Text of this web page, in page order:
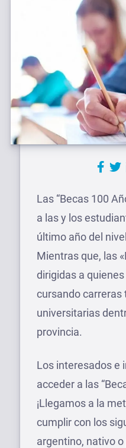
Las “Becas 100
a las y los
último año del
Mientras que, las
dirigidas a
cursando carreras
universitarias
provincia.
Los interesados e
acceder a las
¡Llegamos a la
cumplir con los
argentino, nativo